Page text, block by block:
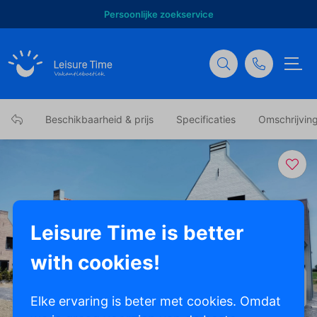
Persoonlijke zoekservice
Beschikbaarheid & prijs Specificaties
Leisure Time is better
with cookies!
Elke ervaring is beter met cookies. Omdat